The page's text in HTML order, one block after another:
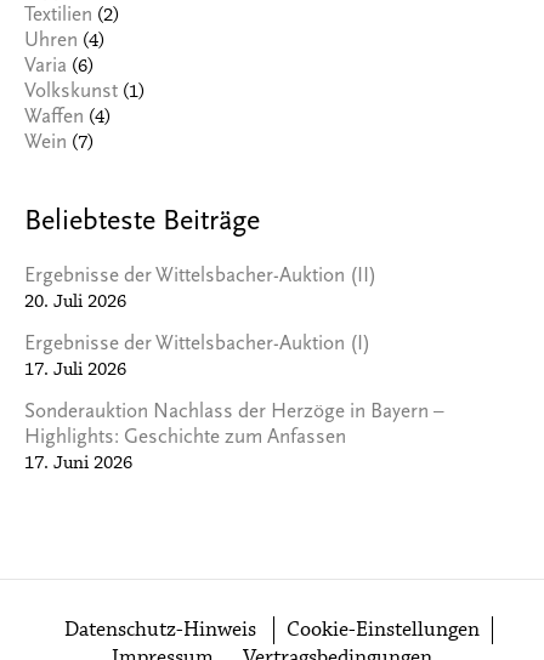
Textilien (2)
Uhren (4)
Varia (6)
Volkskunst (1)
Waffen (4)
Wein (7)
Beliebteste Beiträge
Ergebnisse der Wittelsbacher-Auktion (II)
20. Juli 2026
Ergebnisse der Wittelsbacher-Auktion (I)
17. Juli 2026
Sonderauktion Nachlass der Herzöge in Bayern –
Highlights: Geschichte zum Anfassen
17. Juni 2026
Datenschutz-Hinweis
Cookie-Einstellungen